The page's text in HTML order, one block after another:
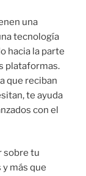
una
tecnología
hacia la parte
plataformas.
que reciban
te ayuda
con el
sobre tu
y más que